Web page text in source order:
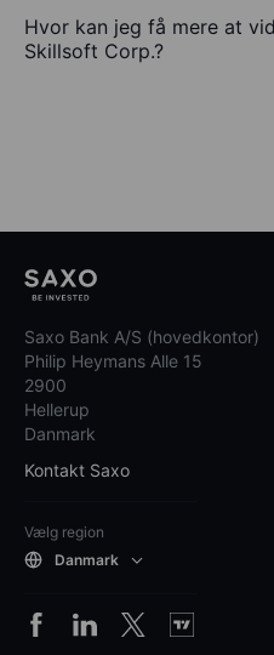
Hvor kan jeg få mere at
Skillsoft Corp.?
Saxo Bank A/S (hovedkontor)
Philip Heymans Alle 15
2900
Hellerup
Danmark
Kontakt Saxo
Vælg region
Danmark